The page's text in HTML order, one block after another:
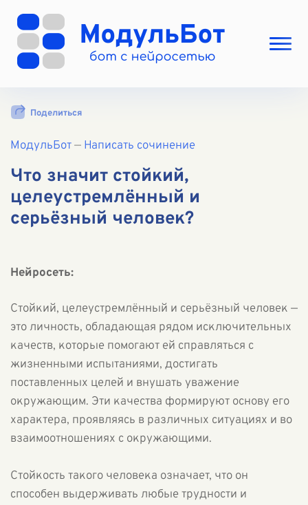
Выбрать режим
Вход
Поделиться
МодульБот— Написать сочинение
Что значит стойкий,
целеустремлённый и
серьёзный человек?
Нейросеть:
Стойкий, целеустремлённый и серьёзный человек —
это личность, обладающая рядом исключительных
качеств, которые помогают ей справляться с
жизненными испытаниями, достигать
поставленных целей и внушать уважение
окружающим. Эти качества формируют основу его
характера, проявляясь в различных ситуациях и во
взаимоотношениях с окружающими.
Стойкость такого человека означает, что он
способен выдерживать любые трудности и